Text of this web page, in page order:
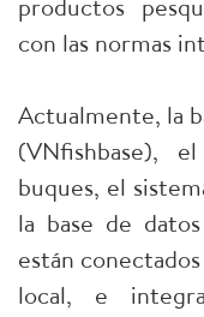
productos
con las normas
Actualmente, la
(VNfishbase),
buques, el
la base de
están
local, e